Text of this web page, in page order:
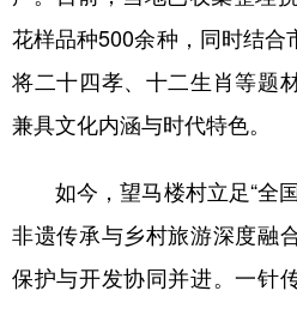
花样品种500余种，同时结合
将二十四孝、十二生肖等题
兼具文化内涵与时代特色。
如今，望马楼村立足“全
非遗传承与乡村旅游深度融
保护与开发协同并进。一针